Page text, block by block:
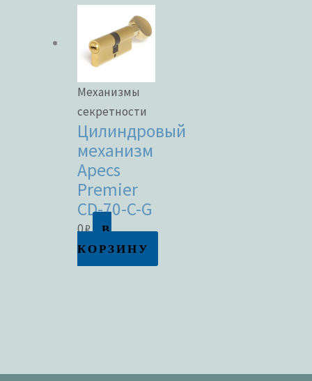
Механизмы
секретности
Цилиндровый
механизм
Apecs
Premier
CD-70-C-G
0₽
В
КОРЗИНУ